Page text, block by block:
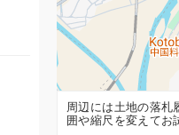
周辺には土地の落札
囲や縮尺を変えてお